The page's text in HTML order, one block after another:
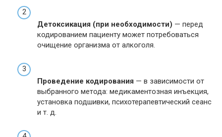
Детоксикация (при необходимости) — перед
кодированием пациенту может потребоваться
очищение организма от алкоголя.
Проведение кодирования — в зависимости от
выбранного метода: медикаментозная инъекция,
установка подшивки, психотерапевтический сеанс
и т. д.